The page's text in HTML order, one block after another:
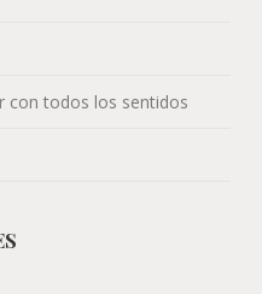
con todos los sentidos